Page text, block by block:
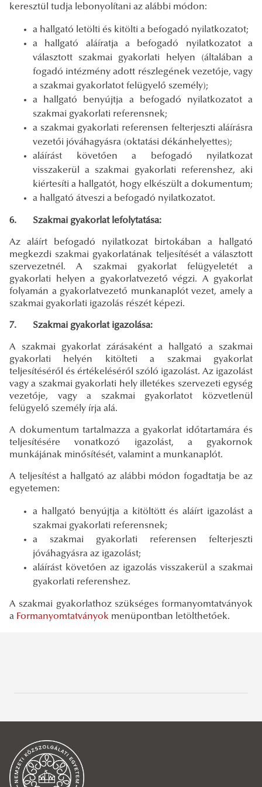
INFORMÁCIÓK GÓLYÁKNAK
Tanulmányi Osztály
Ügyfélfogadás
Elérhetőségek
Tanulmányi ügyek
Tanév rendje
Tantervek
keresztül tudja lebonyolítani az alábbi módon:
a hallgató letölti és kitölti a befogadó nyilatkozatot;
a hallgató aláíratja a befogadó nyilatkozatot a
választott szakmai gyakorlati helyen (általában a
fogadó intézmény adott részlegének vezetője, vagy
a szakmai gyakorlatot felügyelő személy);
a hallgató benyújtja a befogadó nyilatkozatot a
szakmai gyakorlati referensnek;
a szakmai gyakorlati referensen felterjeszti aláírásra
vezetői jóváhagyásra (oktatási dékánhelyettes);
aláírást követően a befogadó nyilatkozat
visszakerül a szakmai gyakorlati referenshez, aki
kiértesíti a hallgatót, hogy elkészült a dokumentum;
a hallgató átveszi a befogadó nyilatkozatot.
6. Szakmai gyakorlat lefolytatása:
Az aláírt befogadó nyilatkozat birtokában a hallgató
megkezdi szakmai gyakorlatának teljesítését a választott
szervezetnél. A szakmai gyakorlat felügyeletét a
gyakorlati helyen a gyakorlatvezető végzi. A gyakorlat
folyamán a gyakorlatvezető munkanaplót vezet, amely a
szakmai gyakorlati igazolás részét képezi.
7. Szakmai gyakorlat igazolása:
A szakmai gyakorlat zárásaként a hallgató a szakmai
gyakorlati helyén kitölteti a szakmai gyakorlat
teljesítéséről és értékeléséről szóló igazolást. Az igazolást
vagy a szakmai gyakorlati hely illetékes szervezeti egység
vezetője, vagy a szakmai gyakorlatot közvetlenül
felügyelő személy írja alá.
A dokumentum tartalmazza a gyakorlat időtartamára és
teljesítésére vonatkozó igazolást, a gyakornok
munkájának minősítését, valamint a munkanaplót.
A teljesítést a hallgató az alábbi módon fogadtatja be az
egyetemen:
a hallgató benyújtja a kitöltött és aláírt igazolást a
szakmai gyakorlati referensnek;
a szakmai gyakorlati referensen felterjeszti
jóváhagyásra az igazolást;
aláírást követően az igazolás visszakerül a szakmai
gyakorlati referenshez.
A szakmai gyakorlathoz szükséges formanyomtatványok
a Formanyomtatványok menüpontban letölthetőek.